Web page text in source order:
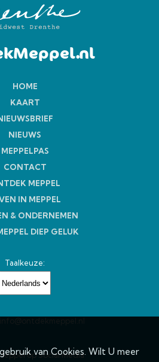
van Cookies. Wilt U meer
HOME
KAART
NIEUWS
MEPPELPAS
CONTACT
MEPPEL
IN MEPPEL
& ONDERNEMEN
DIEP GELUK
Taalkeuze:
op Social media